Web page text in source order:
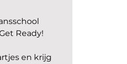
Ready!
en krijg